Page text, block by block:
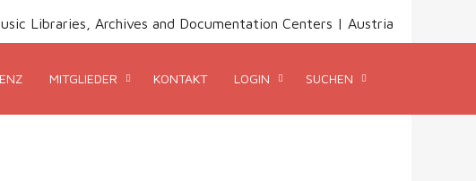
Libraries, Archives and Documentation Centers | Austria
MITGLIEDER KONTAKT LOGIN SUCHEN